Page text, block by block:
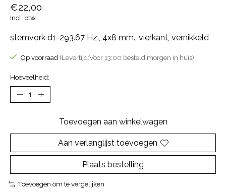
€22,00
Incl. btw
stemvork d1-293.67 Hz., 4x8 mm., vierkant, vernikkeld
Op voorraad (Levertijd:Voor 13:00 besteld morgen in huis)
Hoeveelheid:
Toevoegen aan winkelwagen
Aan verlanglijst toevoegen
Plaats bestelling
Toevoegen om te vergelijken